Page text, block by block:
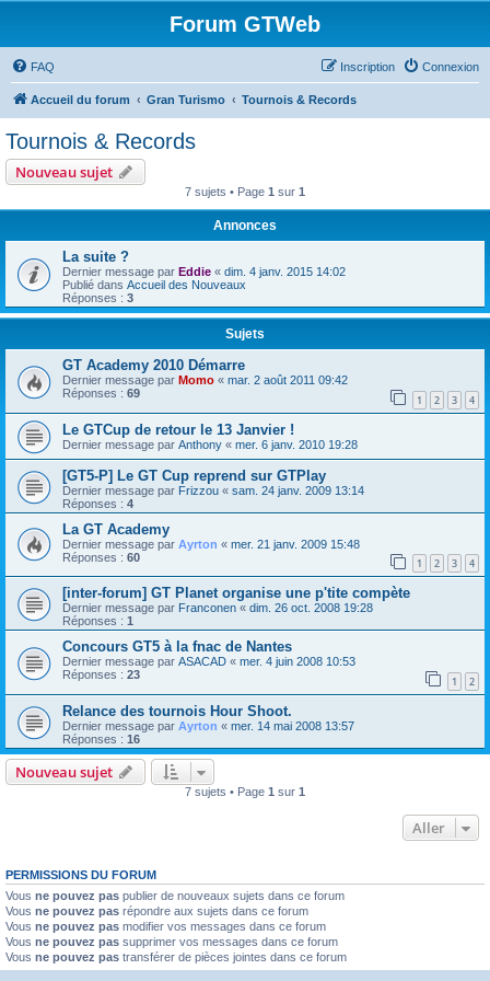
Forum GTWeb
FAQ Connexion
Inscription
Accueil du forum Gran Turismo Tournois & Records
Tournois & Records
Nouveau sujet
7 sujets • Page 1 sur 1
Annonces
La suite ?
Dernier message par Eddie « dim. 4 janv. 2015 14:02
Publié dans Accueil des Nouveaux
Réponses : 3
Sujets
GT Academy 2010 Démarre
Dernier message par Momo « mar. 2 août 2011 09:42
Réponses : 69 1 2 3 4
Le GTCup de retour le 13 Janvier !
Dernier message par Anthony « mer. 6 janv. 2010 19:28
[GT5-P] Le GT Cup reprend sur GTPlay
Dernier message par Frizzou « sam. 24 janv. 2009 13:14
Réponses : 4
La GT Academy
Dernier message par Ayrton « mer. 21 janv. 2009 15:48
Réponses : 60 1 2 3 4
[inter-forum] GT Planet organise une p'tite compète
Dernier message par Franconen « dim. 26 oct. 2008 19:28
Réponses : 1
Concours GT5 à la fnac de Nantes
Dernier message par ASACAD « mer. 4 juin 2008 10:53
Réponses : 23 1 2
Relance des tournois Hour Shoot.
Dernier message par Ayrton « mer. 14 mai 2008 13:57
Réponses : 16
Nouveau sujet
7 sujets • Page 1 sur 1
Aller
PERMISSIONS DU FORUM
Vous ne pouvez pas publier de nouveaux sujets dans ce forum
Vous ne pouvez pas répondre aux sujets dans ce forum
Vous ne pouvez pas modifier vos messages dans ce forum
Vous ne pouvez pas supprimer vos messages dans ce forum
Vous ne pouvez pas transférer de pièces jointes dans ce forum